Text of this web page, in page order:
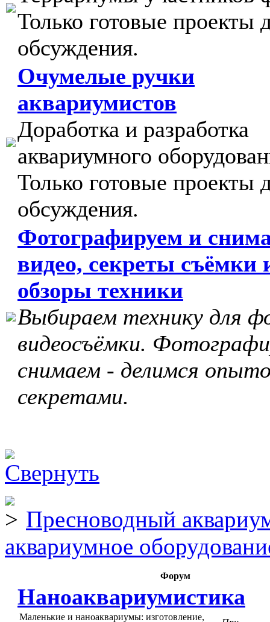
Только готовые проекты
обсуждения.
Очумелые ручки
аквариумистов
Доработка и разработка
аквариумного
Только готовые проекты
обсуждения.
Фотографируем и
видео, секреты съёмки
обзоры техники
Выбираем технику для
видеосъёмки.
снимаем - делимся
секретами.
Пресноводный
аквариумное
Форум
Наноаквариумистика
Маленькие и наноаквариумы: изготовление,